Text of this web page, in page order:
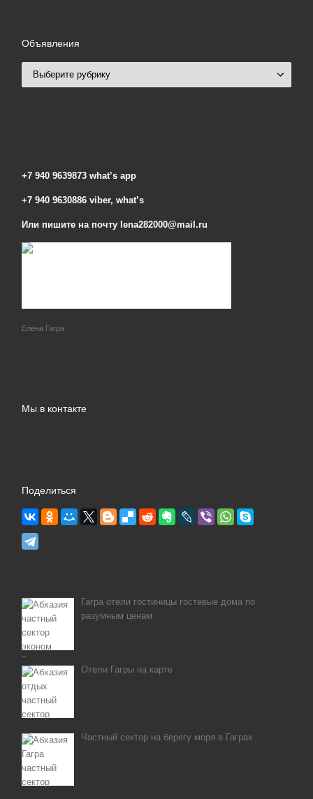
Объявления
+7 940 9639873 what’s app
+7 940 9630886 viber, what’s
Или пишите на почту lena282000@mail.ru
Елена Гагра
Мы в контакте
Поделиться
Гагра отели гостиницы гостевые дома по
разумным ценам
Отели Гагры на карте
Частный сектор на берегу моря в Гаграх